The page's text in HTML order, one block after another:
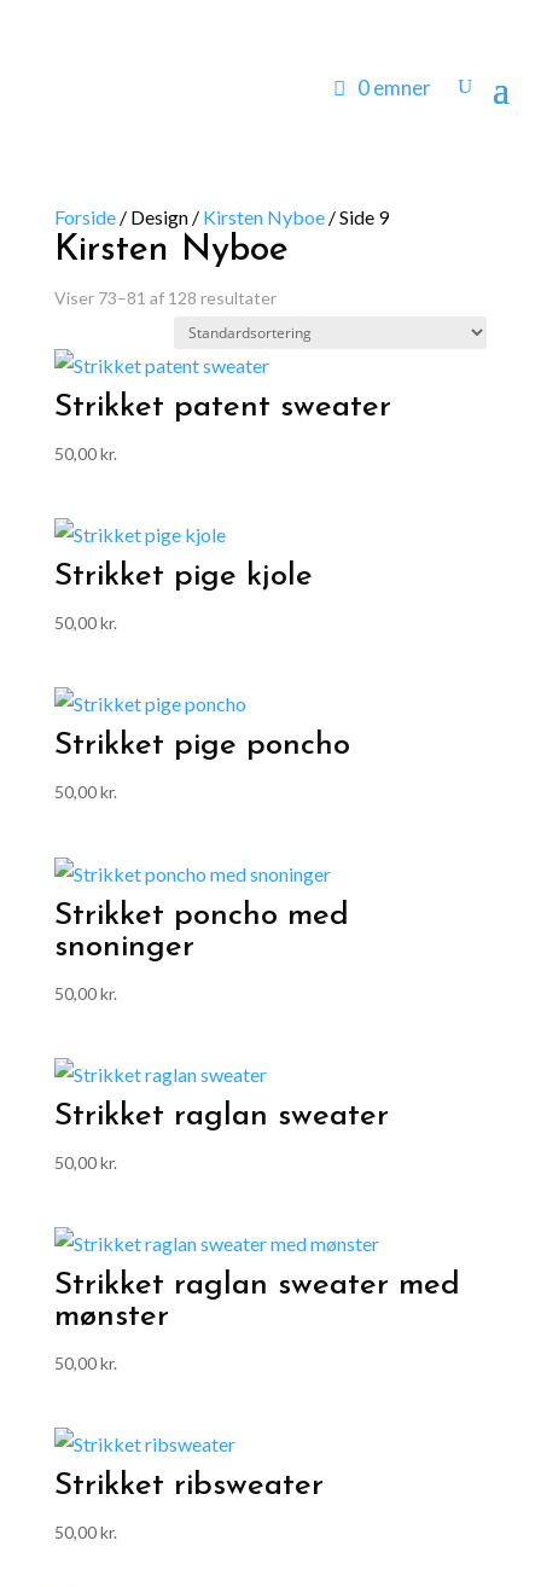
0 emner
Forside/ Design/ Kirsten Nyboe/Side 9
Kirsten Nyboe
Viser 73–81 af 128 resultater
Strikket patent sweater
50,00kr.
Strikket pige kjole
50,00kr.
Strikket pige poncho
50,00kr.
Strikket poncho med
snoninger
50,00kr.
Strikket raglan sweater
50,00kr.
Strikket raglan sweater med
mønster
50,00kr.
Strikket ribsweater
50,00kr.